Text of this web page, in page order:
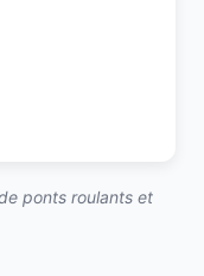
ponts roulants et